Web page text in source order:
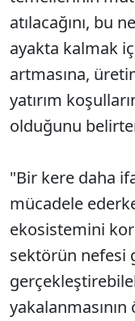
atılacağını, bu
ayakta kalmak
artmasına,
yatırım
olduğunu
"Bir kere daha
mücadele
ekosistemini
sektörün nefesi